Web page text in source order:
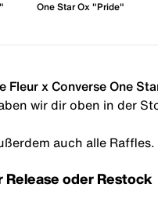
One Star Ox "Pride"
Fleur x Converse One
wir dir oben in der
auch alle Raffles.
Release oder Restock